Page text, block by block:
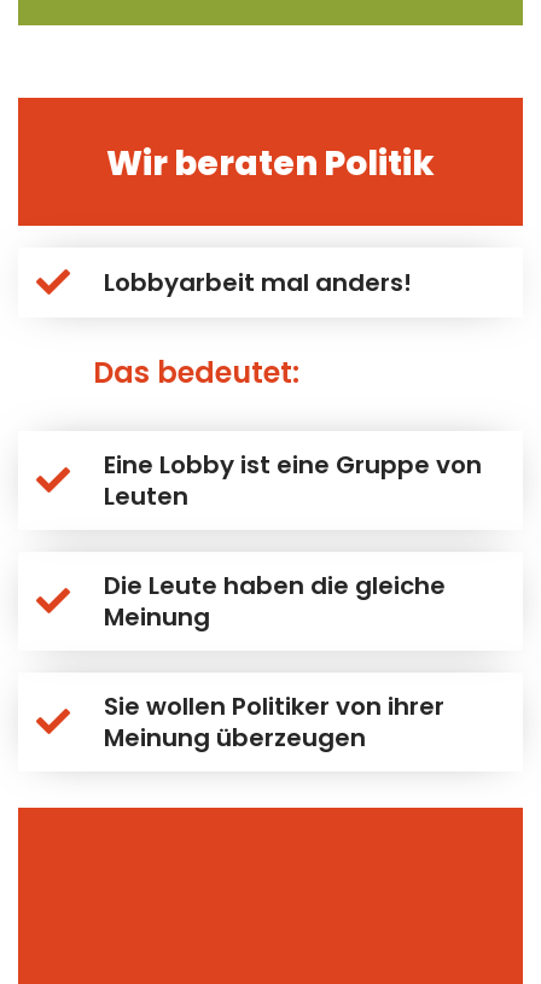
Wir beraten Politik
Lobbyarbeit mal anders!
Das bedeutet:
Eine Lobby ist eine Gruppe von
Leuten
Die Leute haben die gleiche
Meinung
Sie wollen Politiker von ihrer
Meinung überzeugen